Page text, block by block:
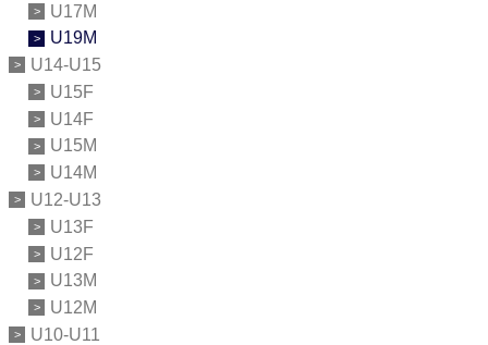
U17M
U19M
U14-U15
U15F
U14F
U15M
U14M
U12-U13
U13F
U12F
U13M
U12M
U10-U11